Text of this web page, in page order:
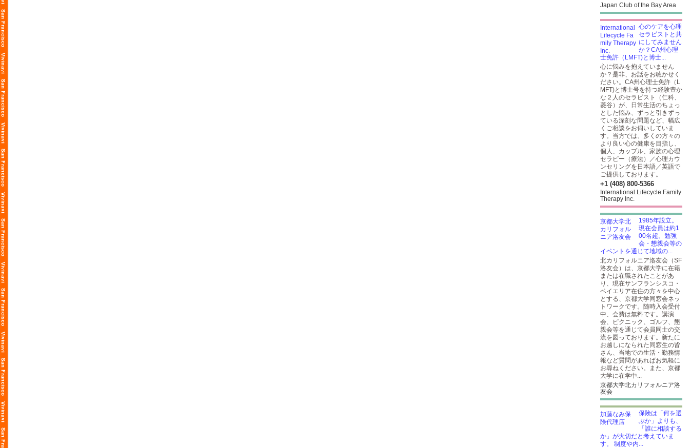
Japan Club of the Bay Area
心のケアを心理
セラピストと共
にしてみません
か？CA州心理
士免許（LMFT)と博士...
心に悩みを抱えていません
か？是非、お話をお聴かせく
ださい。CA州心理士免許（L
MFT)と博士号を持つ経験豊か
な２人のセラピスト（仁科、
菱谷）が、日常生活のちょっ
とした悩み、ずっと引きずっ
ている深刻な問題など、幅広
くご相談をお伺いしていま
す。当方では、多くの方々の
より良い心の健康を目指し、
個人、カップル、家族の心理
セラピー（療法）／心理カウ
ンセリングを日本語／英語で
ご提供しております。
+1 (408) 800-5366
International Lifecycle Family
Therapy Inc.
1985年設立。
現在会員は約1
00名超。勉強
会・懇親会等の
イベントを通じて地域の...
北カリフォルニア洛友会（SF
洛友会）は、京都大学に在籍
または在職されたことがあ
り、現在サンフランシスコ・
ベイエリア在住の方々を中心
とする、京都大学同窓会ネッ
トワークです。随時入会受付
中、会費は無料です。講演
会、ピクニック、ゴルフ、懇
親会等を通じて会員同士の交
流を図っております。新たに
お越しになられた同窓生の皆
さん、当地での生活・勤務情
報など質問があればお気軽に
お尋ねください。また、京都
大学に在学中...
京都大学北カリフォルニア洛
友会
保険は「何を選
ぶか」よりも、
「誰に相談する
か」が大切だと考えていま
す。 制度や内...